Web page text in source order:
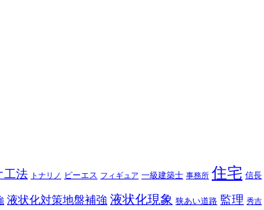
工法 トナリノ ピーエス フィギュア 一級建築士 事務所 住宅 信長
液状化対策地盤補強 液状化現象 狭あい道路 監理 秀吉